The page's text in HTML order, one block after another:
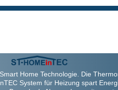
Home Technologie. Die
System für Heizung spart